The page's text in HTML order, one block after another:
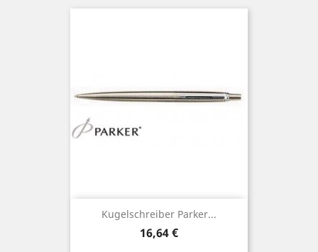
Kugelschreiber Parker...
Preis
16,64 €